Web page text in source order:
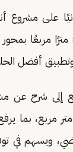
على مشروع
جودة البيئة البصرية عبر
أفضل
إلى شرح عن
الممتد على مساحة
ويسهم في